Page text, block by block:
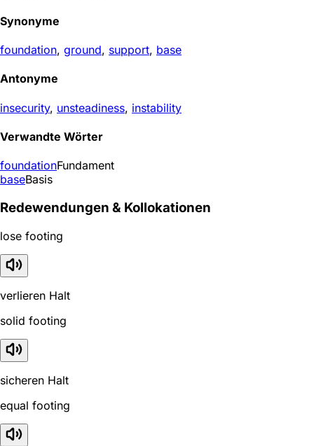
Synonyme
foundation, ground, support, base
Antonyme
insecurity, unsteadiness, instability
Verwandte Wörter
foundationFundament
baseBasis
Redewendungen & Kollokationen
lose footing
verlieren Halt
solid footing
sicheren Halt
equal footing